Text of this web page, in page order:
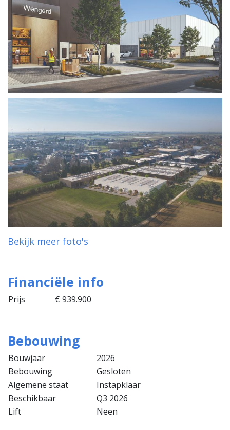
Bekijk meer foto's
Financiële info
Prijs € 939.900
Bebouwing
Bouwjaar
2026
Bebouwing
Gesloten
Algemene staat
Instapklaar
Beschikbaar
Q3 2026
Lift
Neen